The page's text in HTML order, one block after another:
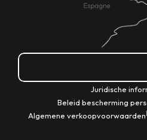
Juridische
Beleid bescherming
Algemene verkoopvoorwaarden|